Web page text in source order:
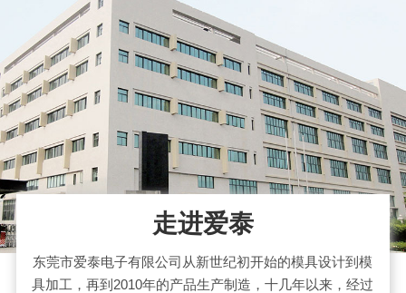
走进爱泰
东莞市爱泰电子有限公司从新世纪初开始的模具设计到模
具加工，再到2010年的产品生产制造，十几年以来，经过